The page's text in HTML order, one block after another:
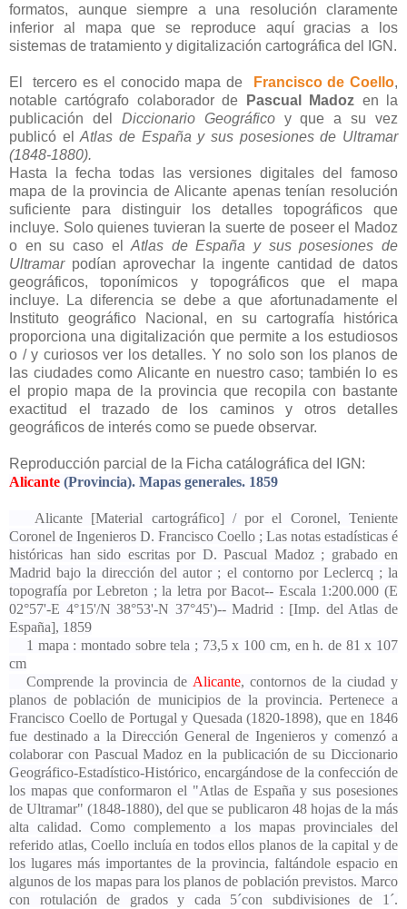
formatos, aunque siempre a una resolución claramente
inferior al mapa que se reproduce aquí gracias a los
sistemas de tratamiento y digitalización cartográfica del IGN.
El tercero es el conocido mapa de Francisco de Coello,
notable cartógrafo colaborador de
Pascual Madoz en la
publicación del Diccionario Geográficoy que a su vez
publicó elAtlas de España y sus posesiones de Ultramar
(1848-1880).
Hasta la fecha todas las versiones digitales del famoso
mapa de la provincia de Alicante apenas tenían resolución
suficiente para distinguir los detalles topográficos que
incluye. Solo quienes tuvieran la suerte de poseer el Madoz
o en su caso elAtlas de España y sus posesiones de
Ultramarpodían aprovechar la ingente cantidad de datos
geográficos, toponímicos y topográficos que el mapa
incluye. La diferencia se debe a que afortunadamente el
Instituto geográfico Nacional, en su cartografía histórica
proporciona una digitalización que permite a los estudiosos
o / y curiosos ver los detalles. Y no solo son los planos de
las ciudades como Alicante en nuestro caso; también lo es
el propio mapa de la provincia que recopila con bastante
exactitud el trazado de los caminos y otros detalles
geográficos de interés como se puede observar.
Reproducción parcial de la Ficha catálográfica del IGN:
Alicante (Provincia). Mapas generales. 1859
Alicante [Material cartográfico] / por el Coronel, Teniente
Coronel de Ingenieros D. Francisco Coello ; Las notas estadísticas é
históricas han sido escritas por D. Pascual Madoz ; grabado en
Madrid bajo la dirección del autor ; el contorno por Leclercq ; la
topografía por Lebreton ; la letra por Bacot-- Escala 1:200.000 (E
02°57'-E 4°15'/N 38°53'-N 37°45')-- Madrid : [Imp. del Atlas de
España], 1859
1 mapa : montado sobre tela ; 73,5 x 100 cm, en h. de 81 x 107
cm
Comprende la provincia de Alicante, contornos de la ciudad y
planos de población de municipios de la provincia. Pertenece a
Francisco Coello de Portugal y Quesada (1820-1898), que en 1846
fue destinado a la Dirección General de Ingenieros y comenzó a
colaborar con Pascual Madoz en la publicación de su Diccionario
Geográfico-Estadístico-Histórico, encargándose de la confección de
los mapas que conformaron el "Atlas de España y sus posesiones
de Ultramar" (1848-1880), del que se publicaron 48 hojas de la más
alta calidad. Como complemento a los mapas provinciales del
referido atlas, Coello incluía en todos ellos planos de la capital y de
los lugares más importantes de la provincia, faltándole espacio en
algunos de los mapas para los planos de población previstos. Marco
con rotulación de grados y cada 5´con subdivisiones de 1´.